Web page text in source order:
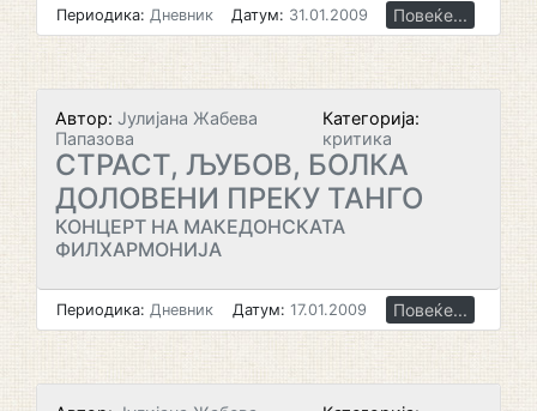
Периодика: Дневник Датум: 31.01.2009 Повеќе...
Автор: Јулијана Жабева
Папазова
Категорија:
критика
СТРАСТ, ЉУБОВ, БОЛКА
ДОЛОВЕНИ ПРЕКУ ТАНГО
КОНЦЕРТ НА МАКЕДОНСКАТА
ФИЛХАРМОНИЈА
Периодика: Дневник Датум: 17.01.2009 Повеќе...